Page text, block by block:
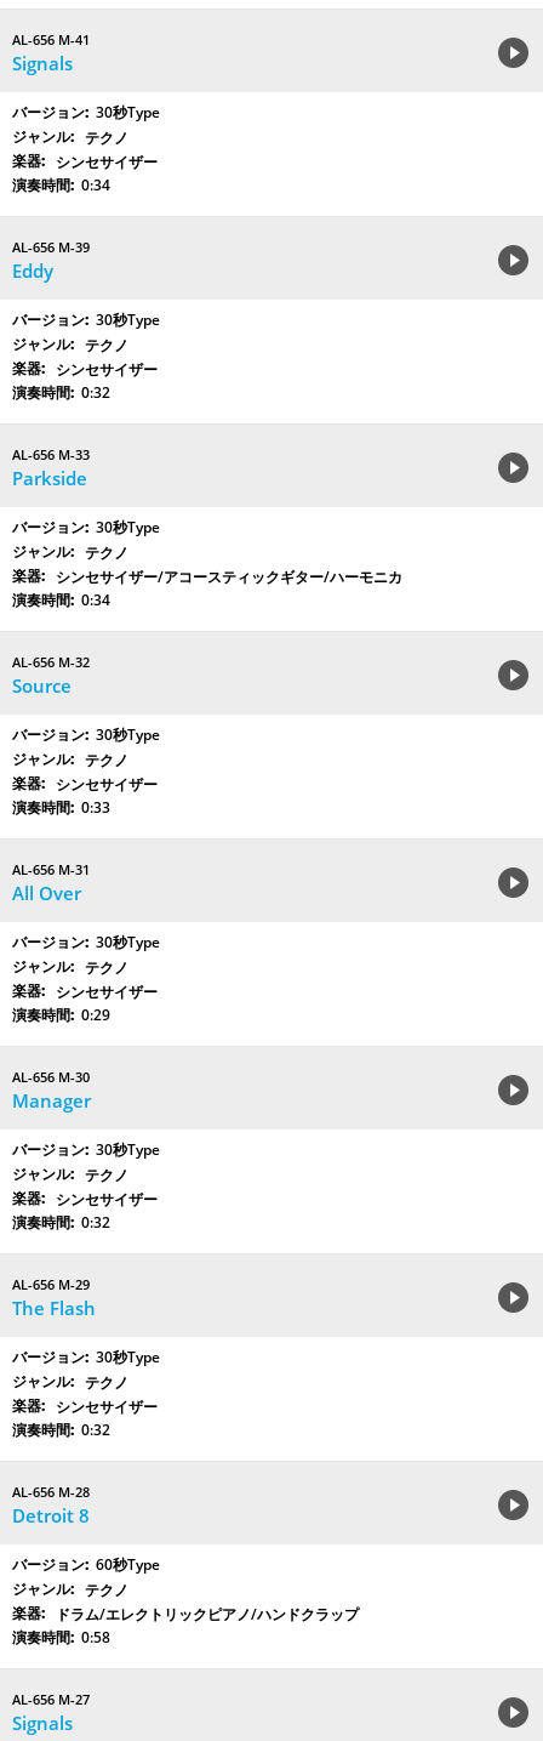
AL-656 M-41
Signals
30秒Type
テクノ
シンセサイザー
0:34
AL-656 M-39
Eddy
30秒Type
テクノ
シンセサイザー
0:32
AL-656 M-33
Parkside
30秒Type
テクノ
シンセサイザー/アコースティックギター/ハーモニカ
0:34
AL-656 M-32
Source
30秒Type
テクノ
シンセサイザー
0:33
AL-656 M-31
All Over
30秒Type
テクノ
シンセサイザー
0:29
AL-656 M-30
Manager
30秒Type
テクノ
シンセサイザー
0:32
AL-656 M-29
The Flash
30秒Type
テクノ
シンセサイザー
0:32
AL-656 M-28
Detroit 8
60秒Type
テクノ
ドラム/エレクトリックピアノ/ハンドクラップ
0:58
AL-656 M-27
Signals